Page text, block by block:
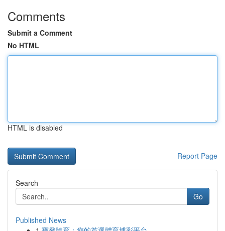
Comments
Submit a Comment
No HTML
HTML is disabled
Report Page
Search
Go
Published News